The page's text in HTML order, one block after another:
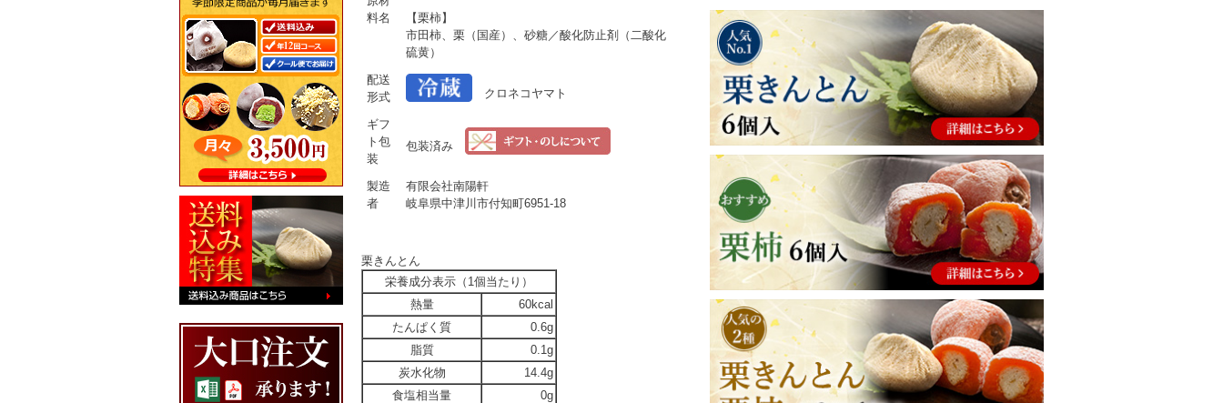
料名
【栗柿】
市田柿、栗（国産）、砂糖／酸化防止剤（二酸化
硫黄）
配送
形式
クロネコヤマト
ギフ
ト包
装
包装済み
製造
者
有限会社南陽軒
岐阜県中津川市付知町6951-18
栗きんとん
栄養成分表示（1個当たり）
熱量
60kcal
たんぱく質
0.6g
脂質
0.1g
炭水化物
14.4g
食塩相当量
0g